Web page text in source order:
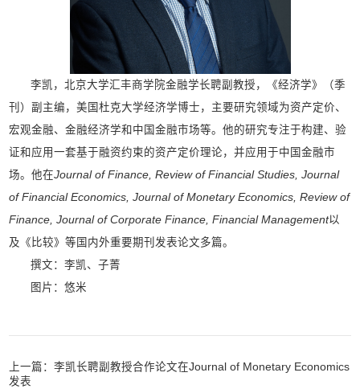
李凯，北京大学汇丰商学院金融学长聘副教授，《经济学》（季
刊）副主编，美国杜克大学经济学博士，主要研究领域为资产定价、
宏观金融、金融经济学和中国金融市场等。他的研究专注于构建、验
证和应用一套基于融资约束的资产定价理论，并应用于中国金融市
场。他在Journal of Finance, Review of Financial Studies, Journal
of Financial Economics, Journal of Monetary Economics, Review of
Finance, Journal of Corporate Finance, Financial Management以
及《比较》等国内外重要期刊发表论文多篇。
撰文：李凯、子菁
图片：悠米
上一篇：李凯长聘副教授合作论文在Journal of Monetary Economics
发表